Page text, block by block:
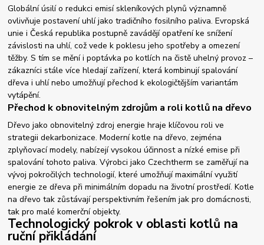
Globální úsilí o redukci emisí skleníkových plynů významně
ovlivňuje postavení uhlí jako tradičního fosilního paliva. Evropská
unie i Česká republika postupně zavádějí opatření ke snížení
závislosti na uhlí, což vede k poklesu jeho spotřeby a omezení
těžby. S tím se mění i poptávka po kotlích na čistě uhelný provoz –
zákazníci stále více hledají zařízení, která kombinují spalování
dřeva i uhlí nebo umožňují přechod k ekologičtějším variantám
vytápění.
Přechod k obnovitelným zdrojům a roli kotlů na dřevo
Dřevo jako obnovitelný zdroj energie hraje klíčovou roli ve
strategii dekarbonizace. Moderní kotle na dřevo, zejména
zplyňovací modely, nabízejí vysokou účinnost a nízké emise při
spalování tohoto paliva. Výrobci jako Czechtherm se zaměřují na
vývoj pokročilých technologií, které umožňují maximální využití
energie ze dřeva při minimálním dopadu na životní prostředí. Kotle
na dřevo tak zůstávají perspektivním řešením jak pro domácnosti,
tak pro malé komerční objekty.
Technologický pokrok v oblasti kotlů na
ruční přikládání